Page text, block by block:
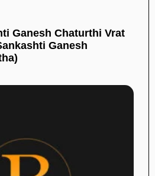
Ganesh Chaturthi Vrat
Ganesh